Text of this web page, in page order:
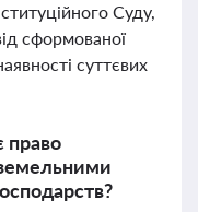
Суду,
сформованої
суттєвих
право